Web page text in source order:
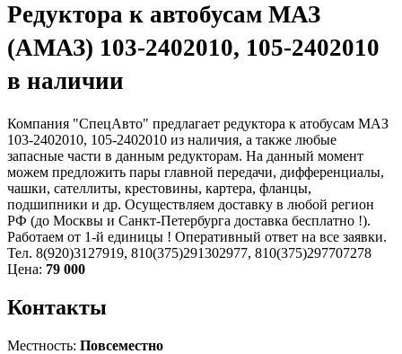
Редуктора к автобусам МАЗ
(АМАЗ) 103-2402010, 105-2402010
в наличии
Компания "СпецАвто" предлагает редуктора к атобусам МАЗ
103-2402010, 105-2402010 из наличия, а также любые
запасные части в данным редукторам. На данный момент
можем предложить пары главной передачи, дифференциалы,
чашки, сателлиты, крестовины, картера, фланцы,
подшипники и др. Осуществляем доставку в любой регион
РФ (до Москвы и Санкт-Петербурга доставка бесплатно !).
Работаем от 1-й единицы ! Оперативный ответ на все заявки.
Тел. 8(920)3127919, 810(375)291302977, 810(375)297707278
Цена: 79 000
Контакты
Местность: Повсеместно